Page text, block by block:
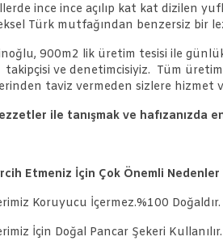
ince ince açılıp kat kat dizilen
Türk mutfağından benzersiz bir
900m2 lik üretim tesisi ile
takipçisi ve denetimcisiyiz. Tüm
taviz vermeden sizlere hizmet
ile tanışmak ve
Etmeniz İçin Çok Önemli Nedenler
Koruyucu İçermez.%100 Doğaldır.
İçin Doğal Pancar Şekeri Kullanılır.